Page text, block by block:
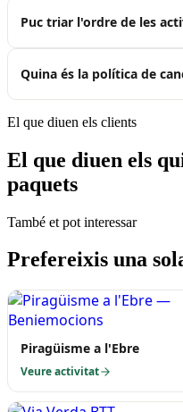
Puc triar l'ordre de les
Quina és la política de
El que diuen els clients
El que diuen els
paquets
També et pot interessar
Prefereixis una
Piragüisme a l'Ebre
Veure activitat